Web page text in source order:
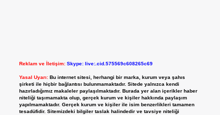
Reklam ve İletişim: Skype: live:.cid.575569c608265c69
Yasal Uyarı: Bu internet sitesi, herhangi bir marka, kurum veya şahıs
şirketi ile hiçbir bağlantısı bulunmamaktadır. Sitede yalnızca kendi
hazırladığımız makaleler paylaşılmaktadır. Burada yer alan içerikler haber
niteliği taşımamakta olup, gerçek kurum ve kişiler hakkında paylaşım
yapılmamaktadır. Gerçek kurum ve kişiler ile isim benzerlikleri tamamen
tesadüfidir. Sitemizdeki bilgiler taslak halindedir ve tavsiye niteliği